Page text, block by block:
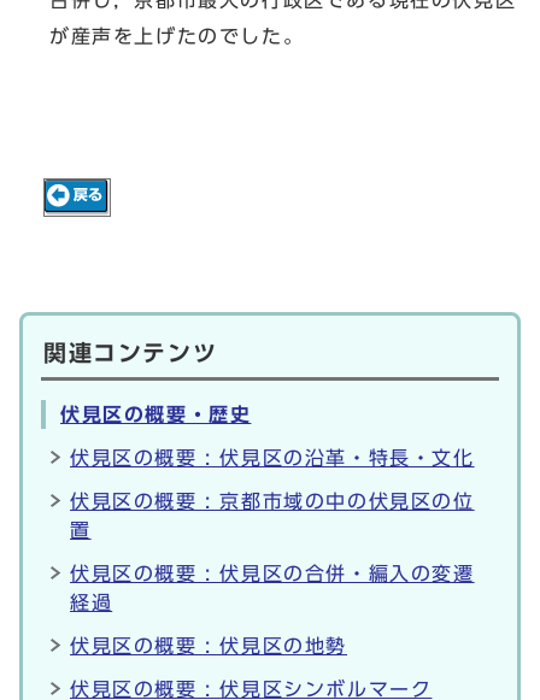
が産声を上げたのでした。
関連コンテンツ
伏見区の概要・歴史
伏見区の概要 : 伏見区の沿革・特長・文化
伏見区の概要 : 京都市域の中の伏見区の位
置
伏見区の概要 : 伏見区の合併・編入の変遷
経過
伏見区の概要 : 伏見区の地勢
伏見区の概要 : 伏見区シンボルマーク